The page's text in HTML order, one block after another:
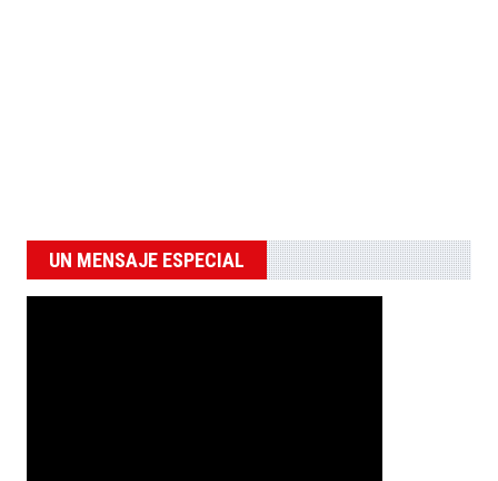
UN MENSAJE ESPECIAL